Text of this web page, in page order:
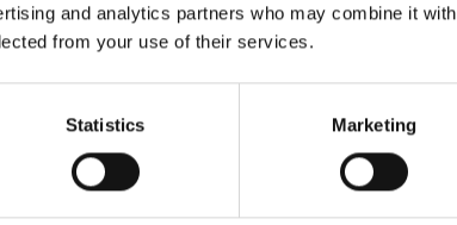
and analytics partners who may combine it with
from your use of their services.
Statistics Marketing